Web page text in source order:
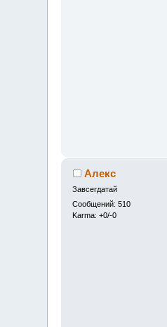
Алекс
Завсегдатай
Сообщений: 510
Karma: +0/-0